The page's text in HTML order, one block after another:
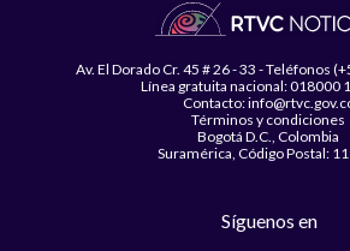
Av. El Dorado Cr. 45 # 26 - 33 - Teléfonos
Línea gratuita nacional: 018000
Contacto:
Términos y condiciones
Bogotá D.C., Colombia
Suramérica, Código Postal:
Síguenos en